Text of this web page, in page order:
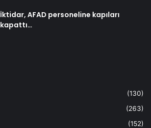
İktidar, AFAD personeline kapıları
kapattı…
(130)
(263)
(152)